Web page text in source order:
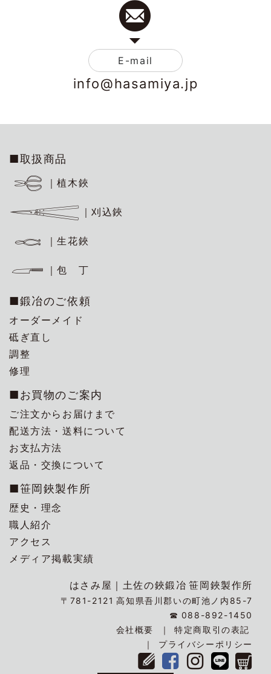
E-mail
info@hasamiya.jp
■取扱商品
｜植木鋏
｜刈込鋏
｜生花鋏
｜包 丁
■鍛冶のご依頼
オーダーメイド
砥ぎ直し
調整
修理
■お買物のご案内
ご注文からお届けまで
配送方法・送料について
お支払方法
返品・交換について
■笹岡鋏製作所
歴史・理念
職人紹介
アクセス
メディア掲載実績
はさみ屋｜ 土佐の鋏鍛冶 笹岡鋏製作所
〒781-2121 高知県吾川郡いの町池ノ内85-7
☎ 088-892-1450
会社概要
特定商取引の表記
プライバシーポリシー